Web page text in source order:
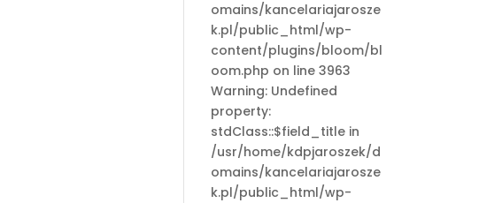
omains/kancelariajarosze
k.pl/public_html/wp-
content/plugins/bloom/bl
oom.php on line 3963
Warning: Undefined
property:
stdClass::$field_title in
/usr/home/kdpjaroszek/d
omains/kancelariajarosze
k.pl/public_html/wp-